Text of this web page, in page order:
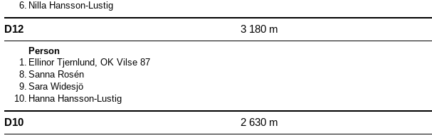
6. Nilla Hansson-Lustig
D12 3 180 m
Person
1. Ellinor Tjernlund, OK Vilse 87
8. Sanna Rosén
9. Sara Widesjö
10. Hanna Hansson-Lustig
D10 2 630 m